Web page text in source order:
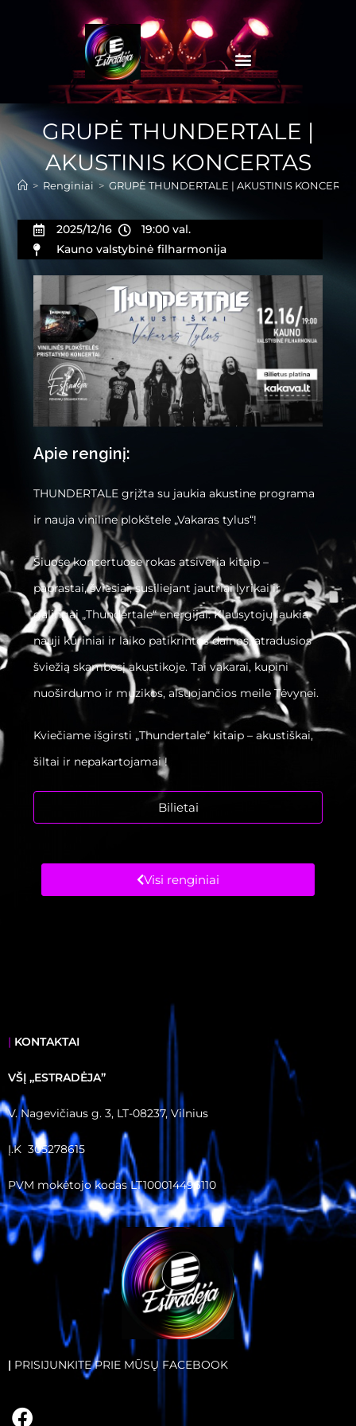
GRUPĖ THUNDERTALE |
AKUSTINIS KONCERTAS
> Renginiai > GRUPĖ THUNDERTALE | AKUSTINIS
2025/12/16
19:00 val.
Kauno valstybinė filharmonija
Apie renginį:
THUNDERTALE grįžta su jaukia akustine programa
ir nauja viniline plokštele „Vakaras tylus“!
Šiuose koncertuose rokas atsiveria kitaip –
paprastai, šviesiai, susiliejant jautriai lyrikai ir
galingai „Thundertale“ energijai. Klausytojų laukia
nauji kūriniai ir laiko patikrintos dainos, atradusios
šviežią skambesį akustikoje. Tai vakarai, kupini
nuoširdumo ir muzikos, alsuojančios meile Tėvynei.
Kviečiame išgirsti „Thundertale“ kitaip – akustiškai,
šiltai ir nepakartojamai !
Bilietai
Visi renginiai
| KONTAKTAI
VŠĮ ,,ESTRADĖJA”
V. Nagevičiaus g. 3, LT-08237, Vilnius
Į.K 305278615
PVM mokėtojo kodas LT100014496110
| PRISIJUNKITE PRIE MŪSŲ FACEBOOK